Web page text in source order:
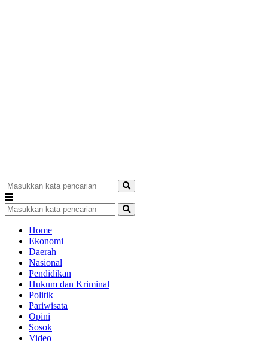
Home
Ekonomi
Daerah
Nasional
Pendidikan
Hukum dan Kriminal
Politik
Pariwisata
Opini
Sosok
Video